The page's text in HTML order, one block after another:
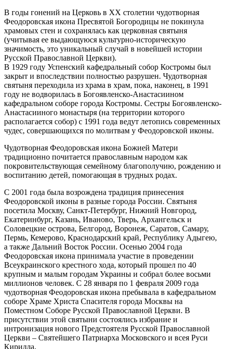
В годы гонений на Церковь в XX столетии чудотворная
Феодоровская икона Пресвятой Богородицы не покинула
храмовых стен и сохранялась как церковная святыня
(учитывая ее выдающуюся культурно-историческую
значимость, это уникальный случай в новейшей истории
Русской Православной Церкви).
В 1929 году Успенский кафедральный собор Костромы был
закрыт и впоследствии полностью разрушен. Чудотворная
святыня переходила из храма в храм, пока, наконец, в 1991
году не водворилась в Богоявленско-Анастасиином
кафедральном соборе города Костромы. Сестры Богоявленско-
Анастасииного монастыря (на территории которого
располагается собор) с 1991 года ведут летопись современных
чудес, совершающихся по молитвам у Феодоровской иконы.
Чудотворная Феодоровская икона Божией Матери
традиционно почитается православным народом как
покровительствующая семейному благополучию, рождению и
воспитанию детей, помогающая в трудных родах.
С 2001 года была возрождена традиция принесения
Феодоровской иконы в разные города России. Святыня
посетила Москву, Санкт-Петербург, Нижний Новгород,
Екатеринбург, Казань, Иваново, Тверь, Архангельск и
Соловецкие острова, Белгород, Воронеж, Саратов, Самару,
Пермь, Кемерово, Краснодарский край, Республику Адыгею,
а также Дальний Восток России. Осенью 2004 года
Феодоровская икона принимала участие в проведении
Всеукраинского крестного хода, который прошел по 40
крупным и малым городам Украины и собрал более восьми
миллионов человек. С 28 января по 1 февраля 2009 года
чудотворная Феодоровская икона пребывала в кафедральном
соборе Храме Христа Спасителя города Москвы на
Поместном Соборе Русской Православной Церкви. В
присутствии этой святыни состоялись избрание и
интронизация нового Предстоятеля Русской Православной
Церкви – Святейшего Патриарха Московского и всея Руси
Кирилла.